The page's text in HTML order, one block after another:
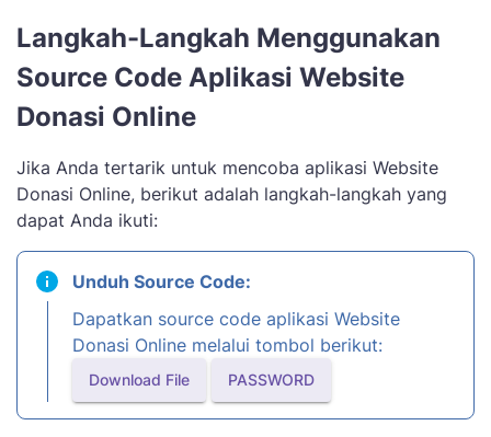
Langkah-Langkah Menggunakan
Source Code Aplikasi Website
Donasi Online
Jika Anda tertarik untuk mencoba aplikasi Website
Donasi Online, berikut adalah langkah-langkah yang
dapat Anda ikuti:
Unduh Source Code:
Dapatkan source code aplikasi Website
Donasi Online melalui tombol berikut:
Download File PASSWORD